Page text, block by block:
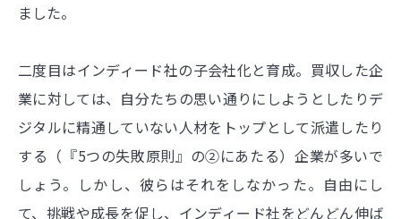
ました。
二度目はインディード社の子会社化と育成。買収した企
業に対しては、自分たちの思い通りにしようとしたりデ
ジタルに精通していない人材をトップとして派遣したり
する（『5つの失敗原則』の②にあたる）企業が多いで
しょう。しかし、彼らはそれをしなかった。自由にし
て、挑戦や成長を促し、インディード社をどんどん伸ば